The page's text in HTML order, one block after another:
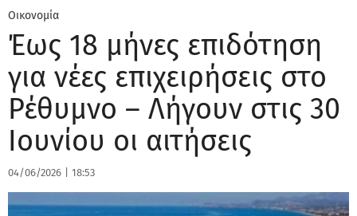
Οικονομία
Έως 18 μήνες επιδότηση
για νέες επιχειρήσεις στο
Ρέθυμνο – Λήγουν στις 30
Ιουνίου οι αιτήσεις
04/06/2026 18:53